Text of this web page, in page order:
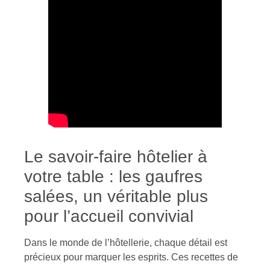
Le savoir-faire hôtelier à
votre table : les gaufres
salées, un véritable plus
pour l’accueil convivial
Dans le monde de l’hôtellerie, chaque détail est
précieux pour marquer les esprits. Ces recettes de